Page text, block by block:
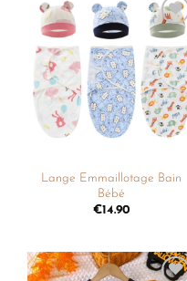
Ajouter
à la
liste de
souhaits
Lange Emmaillotage Bain
Bébé
€14.90